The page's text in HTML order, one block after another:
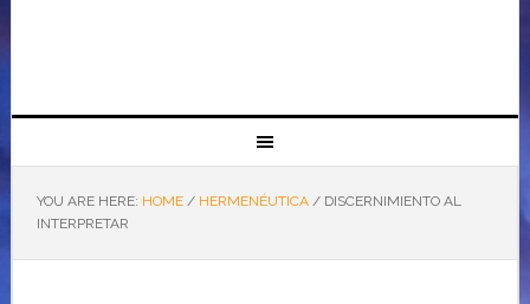
YOU ARE HERE: HOME / HERMENÉUTICA /DISCERNIMIENTO AL
INTERPRETAR